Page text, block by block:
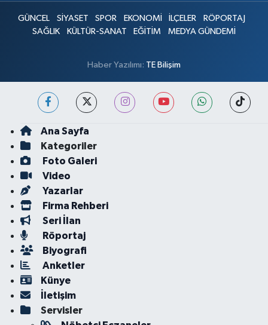
GÜNCEL SİYASET SPOR EKONOMİ İLÇELER
RÖPORTAJ
SAĞLIK
KÜLTÜR-SANAT EĞİTİM MEDYA GÜNDEMİ
Haber Yazılımı: TE Bilişim
Ana Sayfa
Kategoriler
Foto Galeri
Video
Yazarlar
Firma Rehberi
Seri İlan
Röportaj
Biyografi
Anketler
Künye
İletişim
Servisler